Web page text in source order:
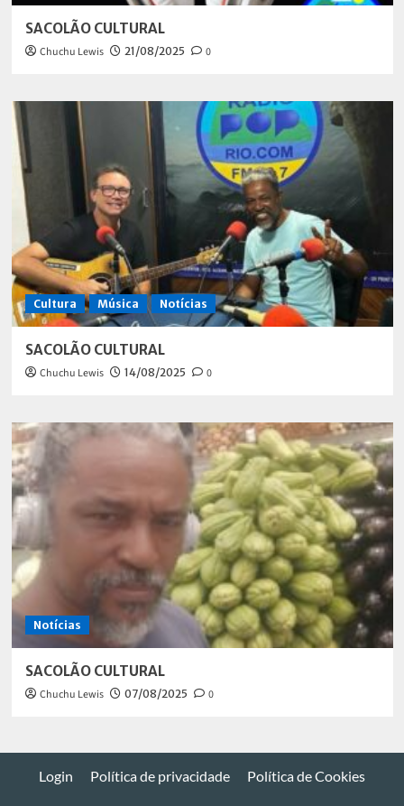
SACOLÃO CULTURAL
Chuchu Lewis 21/08/2025 0
Cultura Música Notícias
SACOLÃO CULTURAL
Chuchu Lewis 14/08/2025 0
Notícias
SACOLÃO CULTURAL
Chuchu Lewis 07/08/2025 0
Login Política de privacidade Política de Cookies